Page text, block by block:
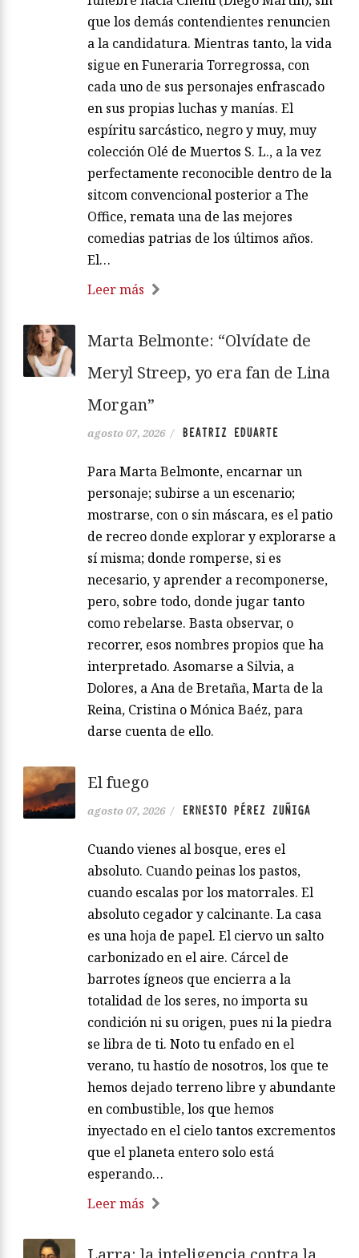
que los demás contendientes renuncien
a la candidatura. Mientras tanto, la vida
sigue en Funeraria Torregrossa, con
cada uno de sus personajes enfrascado
en sus propias luchas y manías. El
espíritu sarcástico, negro y muy, muy
colección Olé de Muertos S. L., a la vez
perfectamente reconocible dentro de la
sitcom convencional posterior a The
Office, remata una de las mejores
comedias patrias de los últimos años.
El…
Leer más
Marta Belmonte: “Olvídate de
Meryl Streep, yo era fan de Lina
Morgan”
agosto 07, 2026 / BEATRIZ EDUARTE
Para Marta Belmonte, encarnar un
personaje; subirse a un escenario;
mostrarse, con o sin máscara, es el patio
de recreo donde explorar y explorarse a
sí misma; donde romperse, si es
necesario, y aprender a recomponerse,
pero, sobre todo, donde jugar tanto
como rebelarse. Basta observar, o
recorrer, esos nombres propios que ha
interpretado. Asomarse a Silvia, a
Dolores, a Ana de Bretaña, Marta de la
Reina, Cristina o Mónica Baéz, para
darse cuenta de ello.
El fuego
agosto 07, 2026 / ERNESTO PÉREZ ZUÑIGA
Cuando vienes al bosque, eres el
absoluto. Cuando peinas los pastos,
cuando escalas por los matorrales. El
absoluto cegador y calcinante. La casa
es una hoja de papel. El ciervo un salto
carbonizado en el aire. Cárcel de
barrotes ígneos que encierra a la
totalidad de los seres, no importa su
condición ni su origen, pues ni la piedra
se libra de ti. Noto tu enfado en el
verano, tu hastío de nosotros, los que te
hemos dejado terreno libre y abundante
en combustible, los que hemos
inyectado en el cielo tantos excrementos
que el planeta entero solo está
esperando…
Leer más